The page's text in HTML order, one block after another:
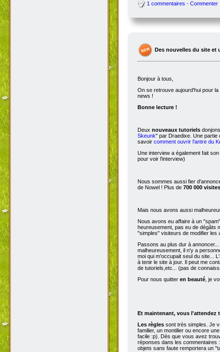
1 commentaires - Commenter
Des nouvelles du site
Bonjour à tous,
On se retrouve aujourd'hui pour
news !
Bonne lecture !
Deux nouveaux tutoriels
Skeunk" par Draedixe. Une partie
savoir comment ouvrir l'antre du
Une interview a également fait
pour voir l'interview)
Nous sommes aussi fier
de Nowel ! Plus de 700 000 visites
Mais nous avons aussi
Nous avons eu affaire à un
heureusement, pas eu de dégâts
"simples" visiteurs de modifier
Passons au plus dur à
malheureusement, il n'y a
moi qui m'occupait seul du site...
à tenir le site à jour. Il peut me
de tutoriels,etc... (pas de
Pour nous quitter en beauté, je
Et maintenant, vous l'attendez
Les règles sont très simples. Je
familier, un montilier ou encore
facile :p). Dès que vous avez
réponses dans les commentaires
objets sans faute remportera un